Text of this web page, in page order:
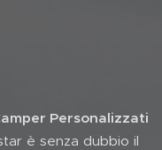
Personalizzati
è senza dubbio il